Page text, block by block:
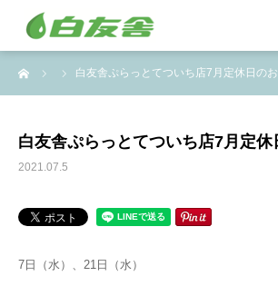
白友舎ぷらっとてついち店7月定休日の
白友舎ぷらっとてついち店7月定休
2021.07.5
7日（水）、21日（水）
集配サービス